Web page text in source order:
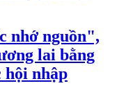
nhớ nguồn",
lai bằng
hội nhập